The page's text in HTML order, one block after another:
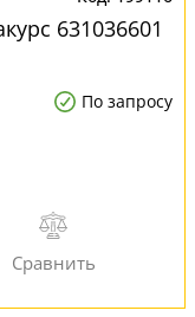
631036601
По запросу